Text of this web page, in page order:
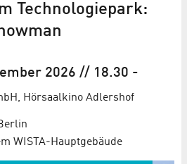
Technologiepark:
2026 // 18.30 -
Hörsaalkino Adlershof
WISTA-Hauptgebäude